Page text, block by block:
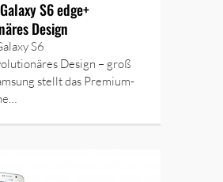
S6 edge+
Design
S6
Design – groß
stellt das Premium-